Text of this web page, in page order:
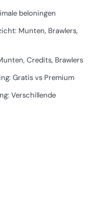
beloningen
Munten, Brawlers,
Credits, Brawlers
Gratis vs Premium
Verschillende